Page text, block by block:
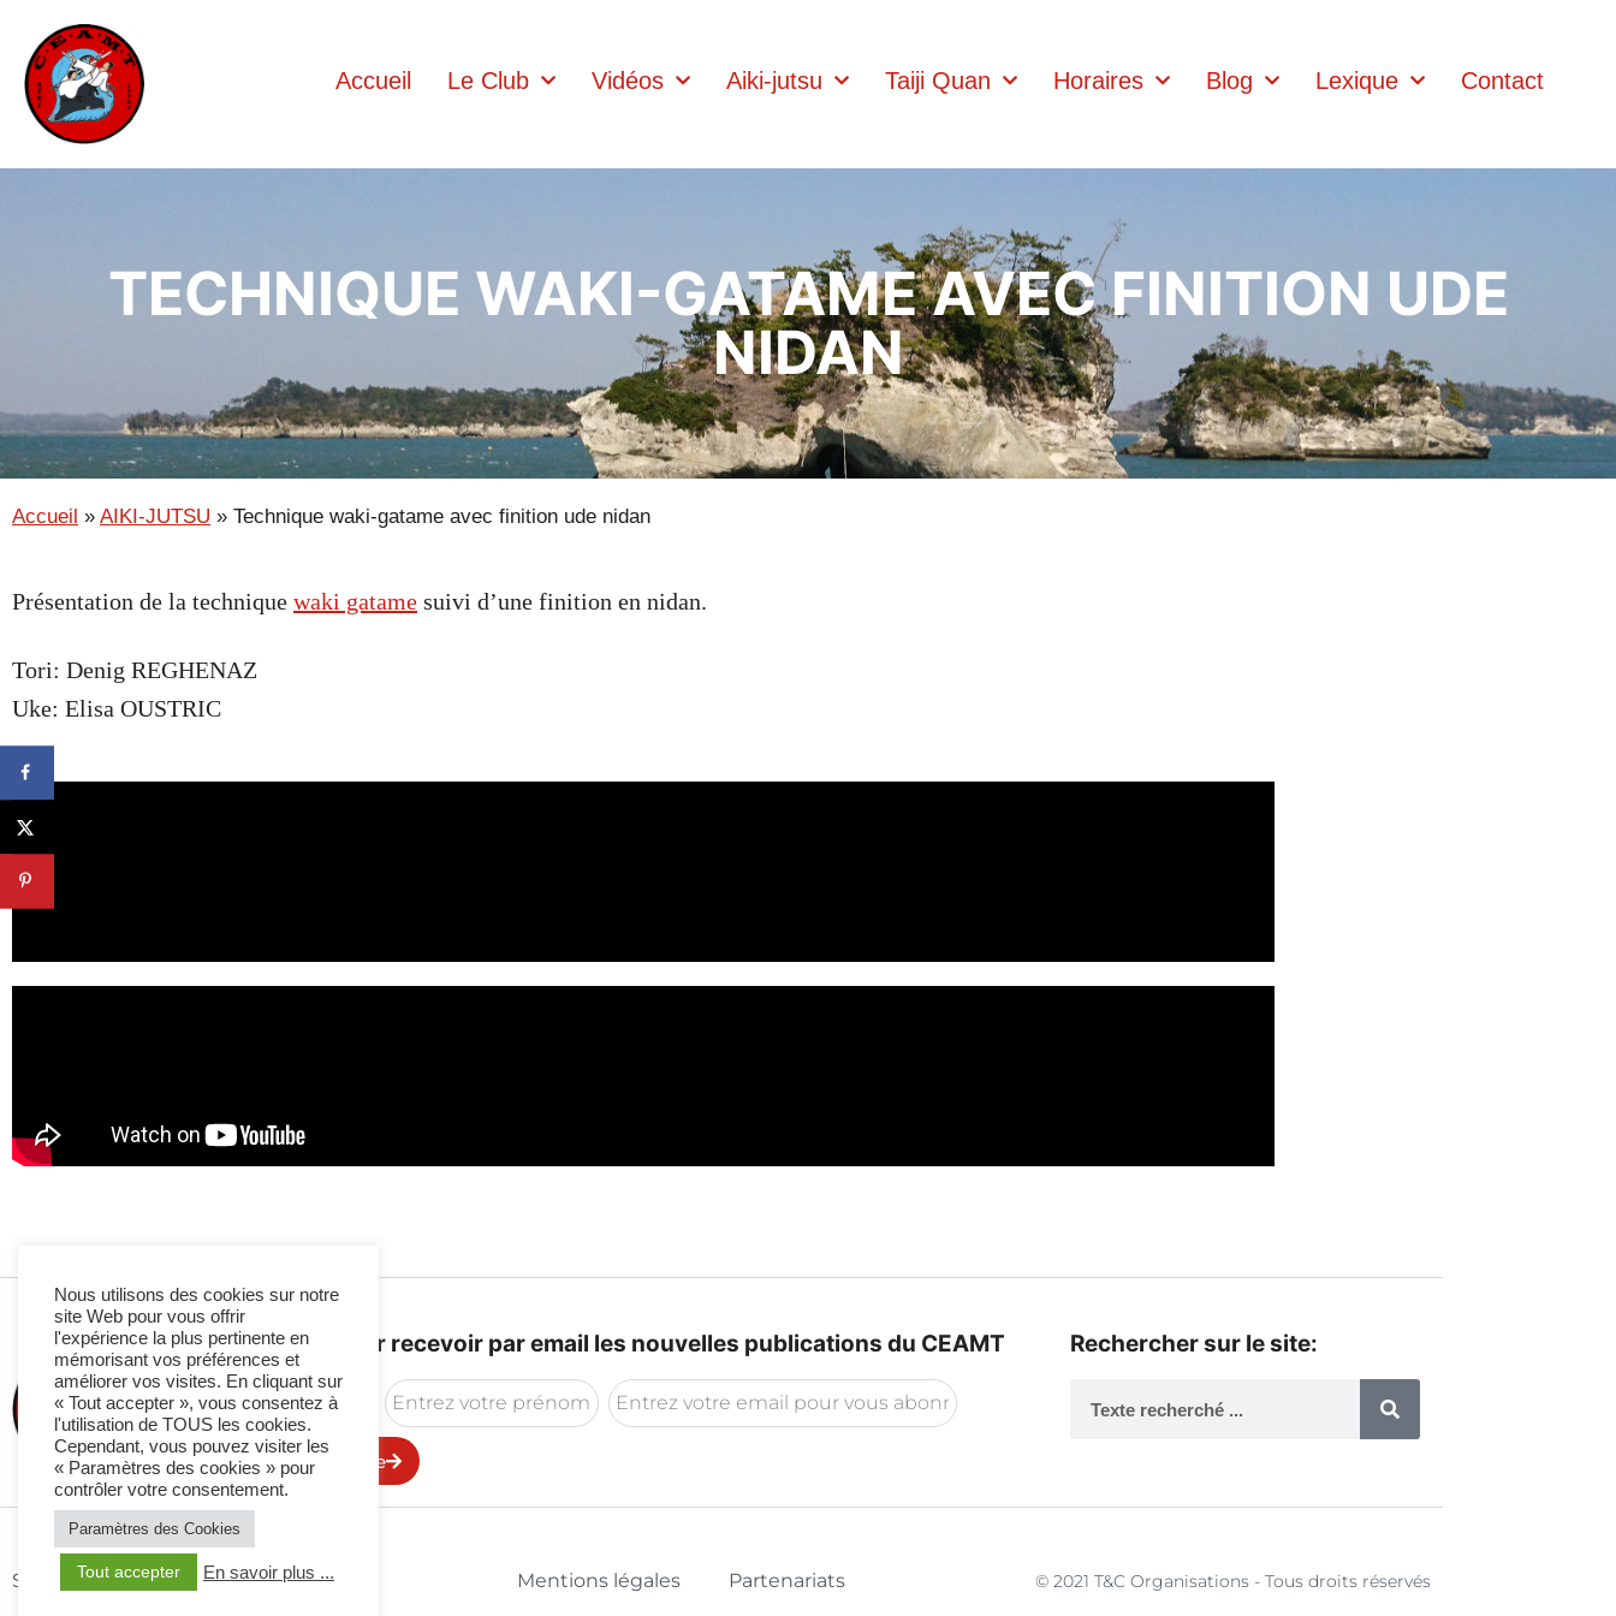
Accueil Le Club Vidéos Aiki-jutsu Taiji Quan Horaires Blog Lexique Contact
TECHNIQUE WAKI-GATAME AVEC FINITION UDE
NIDAN
Accueil » AIKI-JUTSU » Technique waki-gatame avec finition ude nidan
Présentation de la technique waki gatame suivi d’une finition en nidan.
Tori: Denig REGHENAZ
Uke: Elisa OUSTRIC
Abonnez-vous pour recevoir par email les nouvelles publications du CEAMT
Valider votre demande
Rechercher sur le site:
Suivez-Nous Mentions légales Partenariats © 2021 T&C Organisations - Tous droits réservés
Nous utilisons des cookies sur notre
site Web pour vous offrir
l'expérience la plus pertinente en
mémorisant vos préférences et
améliorer vos visites. En cliquant sur
« Tout accepter », vous consentez à
l'utilisation de TOUS les cookies.
Cependant, vous pouvez visiter les
« Paramètres des cookies » pour
contrôler votre consentement.
Paramètres des Cookies
Tout accepter En savoir plus ...